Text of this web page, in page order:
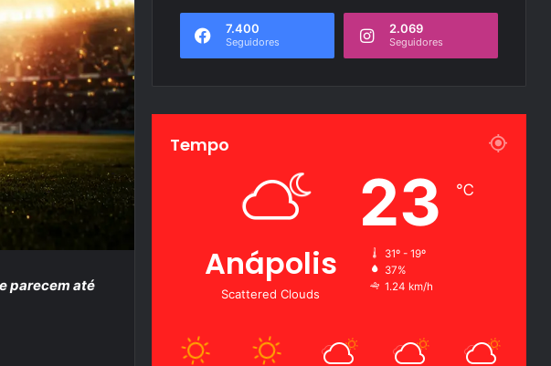
parecem até
7.400
Seguidores
2.069
Seguidores
Tempo
Anápolis
Scattered Clouds
23 ℃
31º - 19º
37%
1.24 km/h